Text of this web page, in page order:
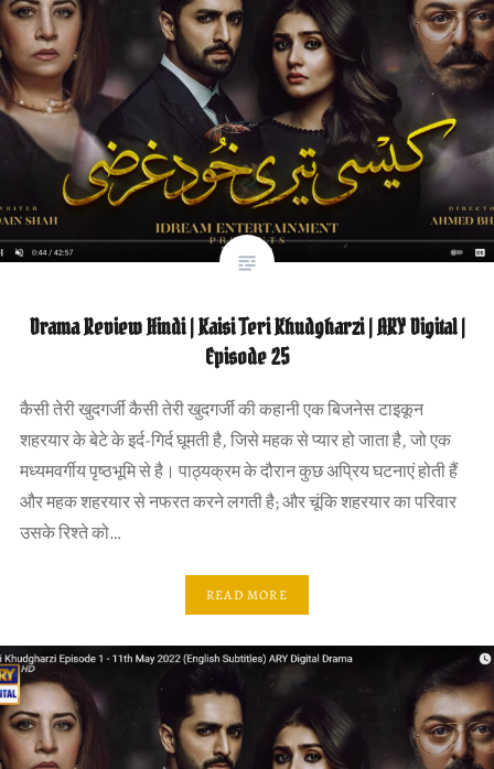
Drama Review Hindi | Kaisi Teri Khudgharzi | ARY Digital |
Episode 25
कैसी तेरी खुदगर्जी कैसी तेरी खुदगर्जी की कहानी एक बिजनेस टाइकून
शहरयार के बेटे के इर्द-गिर्द घूमती है, जिसे महक से प्यार हो जाता है, जो एक
मध्यमवर्गीय पृष्ठभूमि से है। पाठ्यक्रम के दौरान कुछ अप्रिय घटनाएं होती हैं
और महक शहरयार से नफरत करने लगती है; और चूंकि शहरयार का परिवार
उसके रिश्ते को…
READ MORE